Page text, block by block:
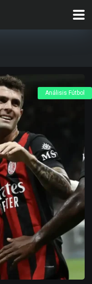
Análisis Fútbol